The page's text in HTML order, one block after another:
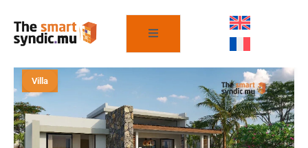
FILTRER LES PROPRIÉTÉS
Villa